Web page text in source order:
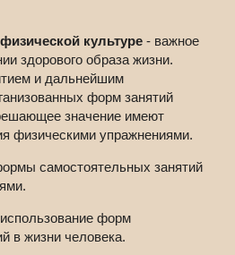
физической культуре - важное
здорового образа жизни.
и дальнейшим
форм занятий
значение имеют
физическими упражнениями.
самостоятельных занятий
форм
в жизни человека.